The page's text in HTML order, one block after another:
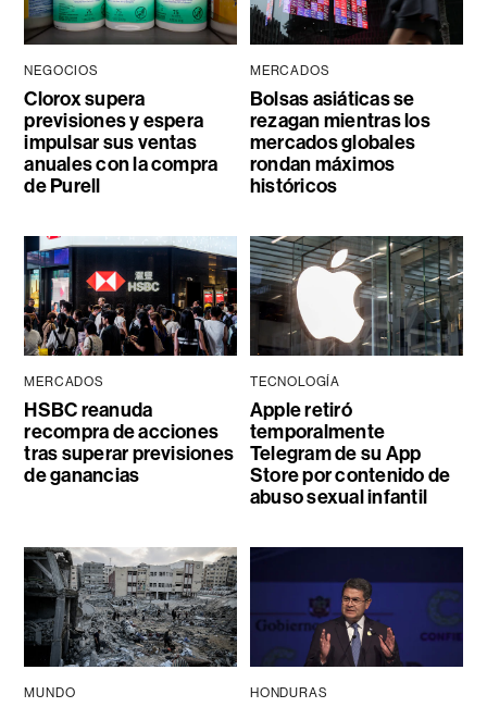
NEGOCIOS
Clorox supera
previsiones y espera
impulsar sus ventas
anuales con la compra
de Purell
MERCADOS
Bolsas asiáticas se
rezagan mientras los
mercados globales
rondan máximos
históricos
MERCADOS
HSBC reanuda
recompra de acciones
tras superar previsiones
de ganancias
TECNOLOGÍA
Apple retiró
temporalmente
Telegram de su App
Store por contenido de
abuso sexual infantil
MUNDO HONDURAS